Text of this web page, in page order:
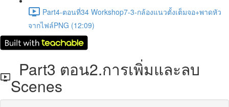
Part4-ตอนที่34 Workshop7-3-กล้องแนวตั้งเต็มจอ+พาดหัว
จากไฟล์PNG (12:09)
Part3 ตอน2.การเพิ่มและลบ
Scenes